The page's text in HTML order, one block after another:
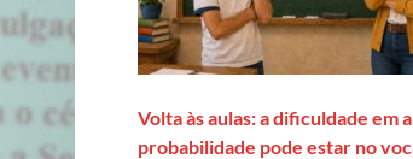
Volta às aulas: a dificuldade em
probabilidade pode estar no